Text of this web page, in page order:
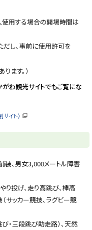
使用する場合の開場時間は
し、事前に使用許可を
ます。）
わ観光サイトでもご覧にな
サイト）
ィ
ド
ウ
き
ま
す
装、男女3,000メートル障害
り投げ、走り高跳び、棒高
サッカー競技、ラグビー競
・三段跳び助走路）、天然